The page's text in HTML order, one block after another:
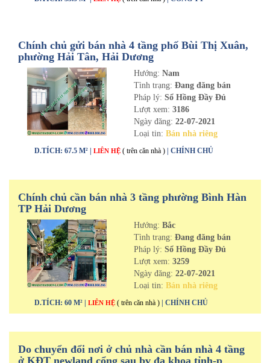
Chính chủ gửi bán nhà 4 tầng phố Bùi Thị Xuân,
phường Hải Tân, Hải Dương
Hướng: Nam
Tình trạng: Đang đăng bán
Pháp lý: Sổ Hồng Đầy Đủ
Lượt xem: 3186
Ngày đăng: 22-07-2021
Loại tin: Bán nhà riêng
D.TÍCH: 67.5 M² | LIÊN HỆ ( trên căn nhà ) | CHÍNH CHỦ
Chính chủ cần bán nhà 3 tầng phường Bình Hàn
TP Hải Dương
Hướng: Bắc
Tình trạng: Đang đăng bán
Pháp lý: Sổ Hồng Đầy Đủ
Lượt xem: 3259
Ngày đăng: 22-07-2021
Loại tin: Bán nhà riêng
D.TÍCH: 60 M² | LIÊN HỆ ( trên căn nhà ) | CHÍNH CHỦ
Do chuyển đổi nơi ở chủ nhà cần bán nhà 4 tầng